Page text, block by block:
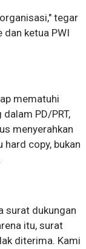
tegar
dan ketua PWI
mematuhi
PD/PRT,
menyerahkan
copy, bukan
surat dukungan
itu, surat
diterima. Kami